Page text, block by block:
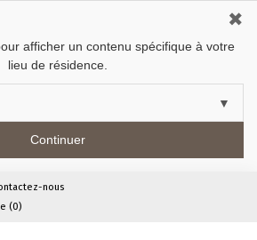
afficher un contenu spécifique à votre
lieu de résidence.
Continuer
✖
nous
(0)